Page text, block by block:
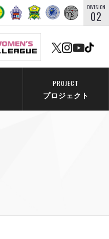
DIVISION
02
PROJECT
プロジェクト